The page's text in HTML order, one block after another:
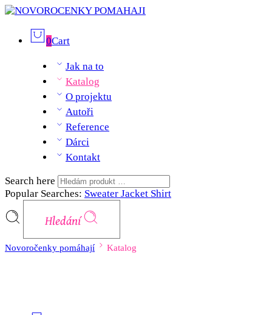
0Cart
Jak na to
Katalog
O projektu
Autoři
Reference
Dárci
Kontakt
Search here
Popular Searches: Sweater Jacket Shirt
Hledání
Novoročenky pomáhají Katalog